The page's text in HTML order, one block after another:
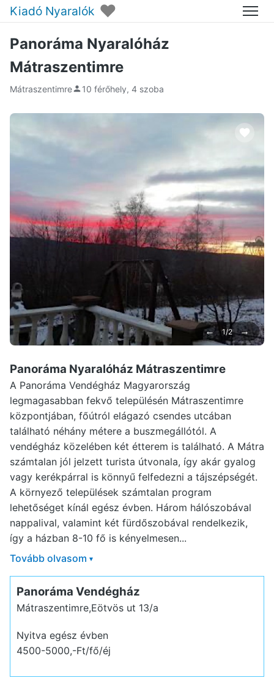
Kiadó Nyaralók ♥ Menü
Panoráma Nyaralóház
Mátraszentimre
Mátraszentimre 10 férőhely, 4 szoba
← 1/2 →
Panoráma Nyaralóház Mátraszentimre
A Panoráma Vendégház Magyarország
legmagasabban fekvő településén Mátraszentimre
központjában, főútról elágazó csendes utcában
található néhány métere a buszmegállótól. A
vendégház közelében két étterem is található. A Mátra
számtalan jól jelzett turista útvonala, így akár gyalog
vagy kerékpárral is könnyű felfedezni a tájszépségét.
A környező települések számtalan program
lehetőséget kínál egész évben. Három hálószobával
nappalival, valamint két fürdőszobával rendelkezik,
így a házban 8-10 fő is kényelmesen...
Tovább olvasom ▾
Panoráma Vendégház
Mátraszentimre,Eötvös ut 13/a
Nyitva egész évben
4500-5000,-Ft/fő/éj